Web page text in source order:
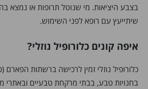
בצבע היציאות. מי שנוטל תרופות או נמצא
שיתייעץ עם רופא לפני השימוש.
איפה קונים כלורופיל נוזלי?
כלורופיל נוזלי זמין לרכישה ברשתות הפארם
בחנויות טבע, בבתי מרקחת טבעיים ובאתרי